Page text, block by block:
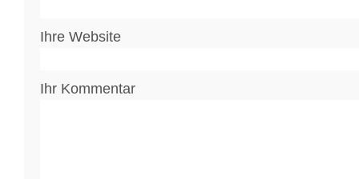
Ihre Website
Ihr Kommentar